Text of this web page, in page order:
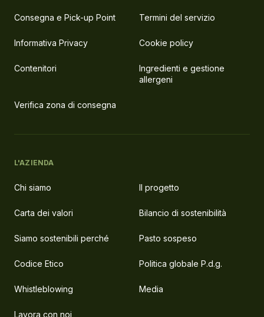
Consegna e Pick-up Point Termini del servizio
Informativa Privacy Cookie policy
Contenitori
Ingredienti e gestione
allergeni
Verifica zona di consegna
L'AZIENDA
Chi siamo Il progetto
Carta dei valori Bilancio di sostenibilità
Siamo sostenibili perché Pasto sospeso
Codice Etico Politica globale P.d.g.
Whistleblowing Media
Lavora con noi